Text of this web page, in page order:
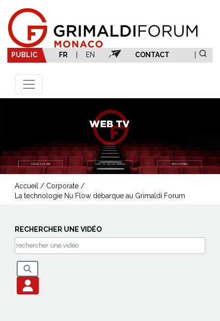
PUBLIC FR EN CONTACT
Accueil / Corporate /
La technologie Nu Flow débarque au Grimaldi Forum
RECHERCHER UNE VIDÉO